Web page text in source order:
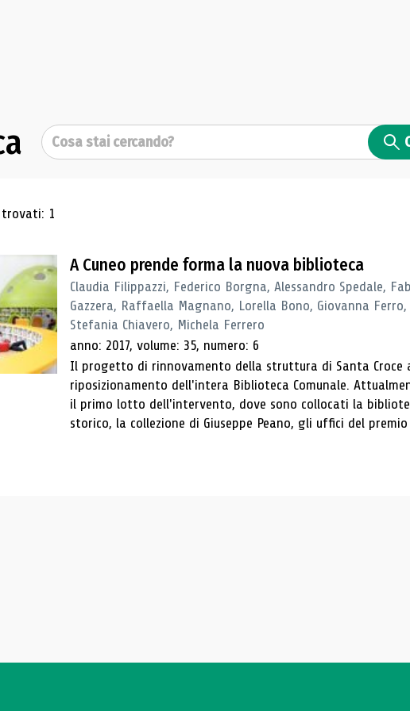
Cerca
di ricerca
trovati: 1
A Cuneo prende forma la nuova biblioteca
Claudia Filippazzi, Federico Borgna, Alessandro Spedale,
Gazzera, Raffaella Magnano, Lorella Bono, Giovanna
Stefania Chiavero, Michela Ferrero
anno: 2017, volume: 35, numero: 6
Il progetto di rinnovamento della struttura di Santa Croce
riposizionamento dell'intera Biblioteca Comunale.
il primo lotto dell'intervento, dove sono collocati la
storico, la collezione di Giuseppe Peano, gli uffici del premio